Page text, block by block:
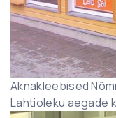
Aknakleebised
Lahtioleku aegade